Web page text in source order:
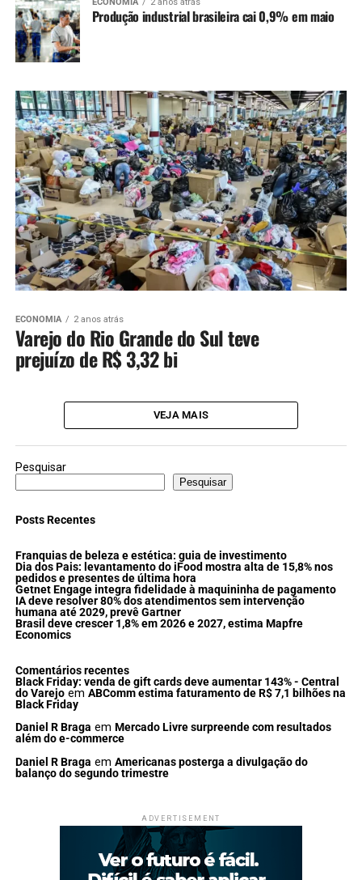
ECONOMIA 2 anos atrás
Produção industrial brasileira cai 0,9% em maio
ECONOMIA 2 anos atrás
Varejo do Rio Grande do Sul teve
prejuízo de R$ 3,32 bi
VEJA MAIS
Pesquisar
Pesquisar
Posts Recentes
Franquias de beleza e estética: guia de investimento
Dia dos Pais: levantamento do iFood mostra alta de 15,8% nos
pedidos e presentes de última hora
Getnet Engage integra fidelidade à maquininha de pagamento
IA deve resolver 80% dos atendimentos sem intervenção
humana até 2029, prevê Gartner
Brasil deve crescer 1,8% em 2026 e 2027, estima Mapfre
Economics
Comentários recentes
Black Friday: venda de gift cards deve aumentar 143% - Central
do Varejoem ABComm estima faturamento de R$ 7,1 bilhões na
Black Friday
Daniel R Braga em Mercado Livre surpreende com resultados
além do e-commerce
Daniel R Braga em Americanas posterga a divulgação do
balanço do segundo trimestre
ADVERTISEMENT